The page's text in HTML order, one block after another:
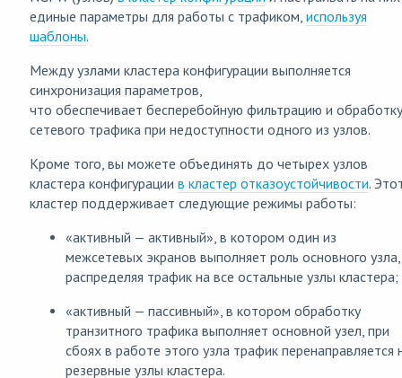
единые параметры для работы с трафиком, используя
шаблоны.
Между узлами кластера конфигурации выполняется
синхронизация параметров,
что обеспечивает бесперебойную фильтрацию и обработку
сетевого трафика при недоступности одного из узлов.
Кроме того, вы можете объединять до четырех узлов
кластера конфигурации в кластер отказоустойчивости.
кластер поддерживает следующие режимы работы:
«активный — активный», в котором один из
межсетевых экранов выполняет роль основного узла,
распределяя трафик на все остальные узлы кластера;
«активный — пассивный», в котором обработку
транзитного трафика выполняет основной узел, при
сбоях в работе этого узла трафик перенаправляется
резервные узлы кластера.